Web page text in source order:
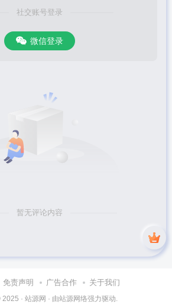
社交账号登录
微信登录
暂无评论内容
免责声明 广告合作 关于我们
· 站源网 · 由站源网络强力驱动.